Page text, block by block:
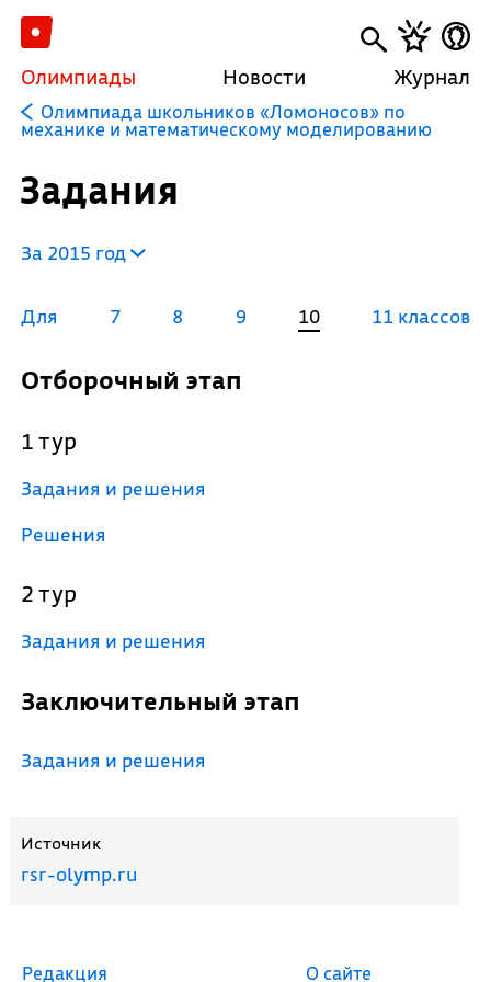
Олимпиады Новости Журнал
Олимпиада школьников «Ломоносов» по
механике и математическому моделированию
Задания
За 2015 год
Для 7 8 9 10 11 классов
Отборочный этап
1 тур
Задания и решения
Решения
2 тур
Задания и решения
Заключительный этап
Задания и решения
Источник
rsr-olymp.ru
Редакция О сайте